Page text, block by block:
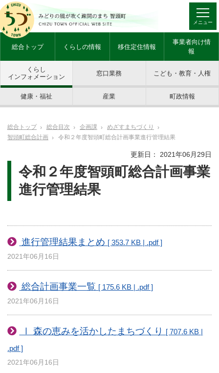
メニュー
総合トップ くらしの情報 移住定住情報
事業者向け情
報
くらし
インフォメーション
窓口業務 こども・教育・人権
健康・福祉 産業 町政情報
総合トップ 総合目次 企画課
めざすまちづくり
智頭町総合計画
令和２年度智頭町総合計画事業進行管理結果
更新日： 2021年06月29日
令和２年度智頭町総合計画事業
進行管理結果
進行管理結果まとめ [ 353.7 KB | .pdf ]
2021年06月16日
総合計画事業一覧 [ 175.6 KB | .pdf ]
2021年06月16日
Ⅰ 森の恵みを活かしたまちづくり [ 707.6 KB |
.pdf ]
2021年06月16日